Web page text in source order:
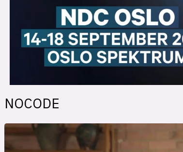
NOCODE
lønn
utdanning sikkerhet